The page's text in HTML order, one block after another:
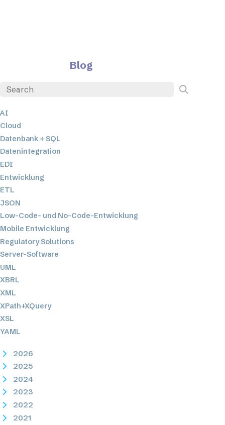
Blog
AI
Cloud
Datenbank + SQL
Datenintegration
EDI
Entwicklung
ETL
JSON
Low-Code- und No-Code-Entwicklung
Mobile Entwicklung
Regulatory Solutions
Server-Software
UML
XBRL
XML
XPath+XQuery
XSL
YAML
2026
2025
2024
2023
2022
2021